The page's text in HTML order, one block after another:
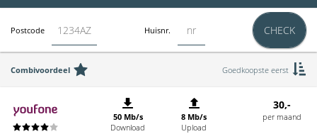
Postcode Huisnr. CHECK
Combivoordeel Goedkoopste eerst
50 Mb/s
Download
8 Mb/s
Upload
30,-
per maand